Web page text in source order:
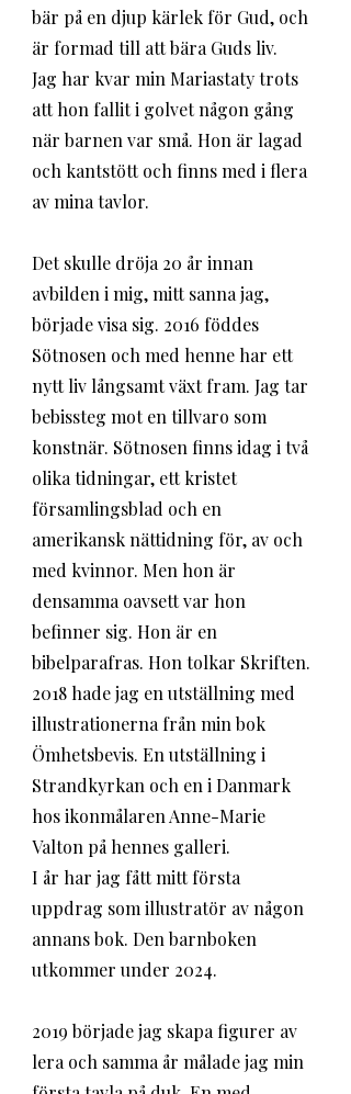
bär på en djup kärlek för Gud, och
är formad till att bära Guds liv.
Jag har kvar min Mariastaty trots
att hon fallit i golvet någon gång
när barnen var små. Hon är lagad
och kantstött och finns med i flera
av mina tavlor.
Det skulle dröja 20 år innan
avbilden i mig, mitt sanna jag,
började visa sig. 2016 föddes
Sötnosen och med henne har ett
nytt liv långsamt växt fram. Jag tar
bebissteg mot en tillvaro som
konstnär. Sötnosen finns idag i två
olika tidningar, ett kristet
församlingsblad och en
amerikansk nättidning för, av och
med kvinnor. Men hon är
densamma oavsett var hon
befinner sig. Hon är en
bibelparafras. Hon tolkar Skriften.
2018 hade jag en utställning med
illustrationerna från min bok
Ömhetsbevis. En utställning i
Strandkyrkan och en i Danmark
hos ikonmålaren Anne-Marie
Valton på hennes galleri.
I år har jag fått mitt första
uppdrag som illustratör av någon
annans bok. Den barnboken
utkommer under 2024.
2019 började jag skapa figurer av
lera och samma år målade jag min